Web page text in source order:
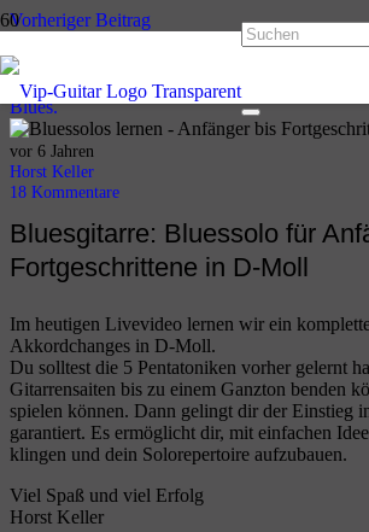
Vorheriger Beitrag
Bluesgitarre: die BB-King Box plus 5 BB-
Nächster Beitrag
Sologitarre: Die Überlagerung der Dur und
Blues.
vor 6 Jahren
Horst Keller
18 Kommentare
Bluesgitarre: Bluessolo für
Fortgeschrittene in D-Moll
Im heutigen Livevideo lernen wir ein
Akkordchanges in D-Moll.
Du solltest die 5 Pentatoniken vorher gelernt
Gitarrensaiten bis zu einem Ganzton benden
spielen können. Dann gelingt dir der Einstieg
garantiert. Es ermöglicht dir, mit einfachen
klingen und dein Solorepertoire aufzubauen.
Viel Spaß und viel Erfolg
Horst Keller